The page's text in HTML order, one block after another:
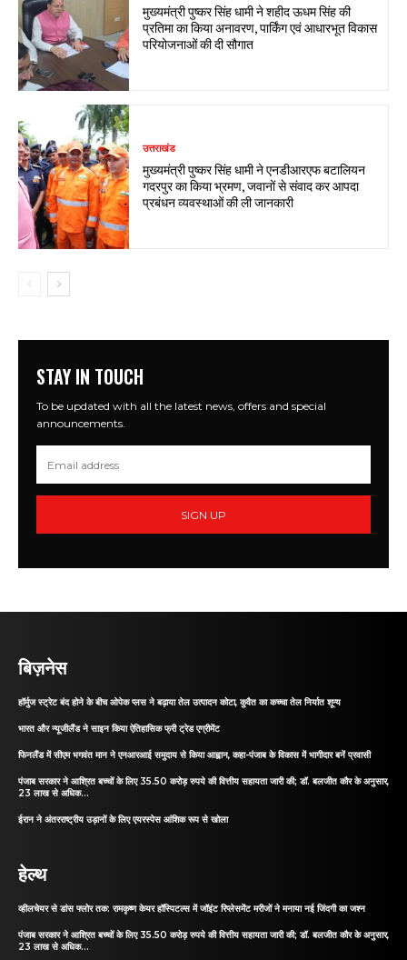
मुख्यमंत्री पुष्कर सिंह धामी ने शहीद ऊधम सिंह की
प्रतिमा का किया अनावरण, पार्किंग एवं आधारभूत विकास
परियोजनाओं की दी सौगात
उत्तराखंड
मुख्यमंत्री पुष्कर सिंह धामी ने एनडीआरएफ बटालियन
गदरपुर का किया भ्रमण, जवानों से संवाद कर आपदा
प्रबंधन व्यवस्थाओं की ली जानकारी
STAY IN TOUCH
To be updated with all the latest news, offers and special
announcements.
SIGN UP
बिज़नेस
हॉर्मुज स्ट्रेट बंद होने के बीच ओपेक प्लस ने बढ़ाया तेल उत्पादन कोटा, कुवैत का कच्चा तेल निर्यात शून्य
भारत और न्यूजीलैंड ने साइन किया ऐतिहासिक फ्री ट्रेड एग्रीमेंट
फिनलैंड में सीएम भगवंत मान ने एनआरआई समुदाय से किया आह्वान, कहा-पंजाब के विकास में भागीदार बनें प्रवासी
पंजाब सरकार ने आश्रित बच्चों के लिए 35.50 करोड़ रुपये की वित्तीय सहायता जारी की; डॉ. बलजीत कौर के अनुसार,
23 लाख से अधिक...
ईरान ने अंतरराष्ट्रीय उड़ानों के लिए एयरस्पेस आंशिक रूप से खोला
हेल्थ
व्हीलचेयर से डांस फ्लोर तक: रामकृष्ण केयर हॉस्पिटल्स में जॉइंट रिप्लेसमेंट मरीजों ने मनाया नई जिंदगी का जश्न
पंजाब सरकार ने आश्रित बच्चों के लिए 35.50 करोड़ रुपये की वित्तीय सहायता जारी की; डॉ. बलजीत कौर के अनुसार,
23 लाख से अधिक...